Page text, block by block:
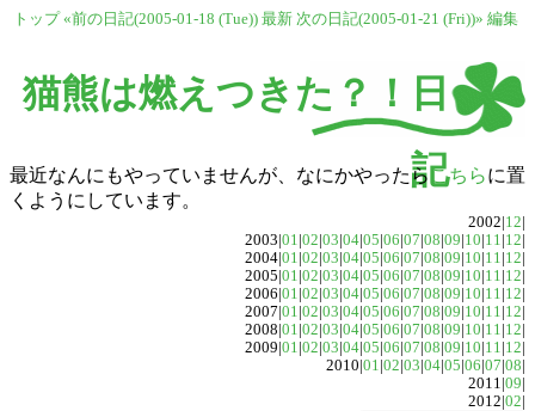
トップ «前の日記(2005-01-18 (Tue)) 最新 次の日記(2005-01-21 (Fri))» 編集
猫熊は燃えつきた？！日
記
最近なんにもやっていませんが、なにかやったら こちらに置
くようにしています。
2002|12|
2003|01|02|03|04|05|06|07|08|09|10|11|12|
2004|01|02|03|04|05|06|07|08|09|10|11|12|
2005|01|02|03|04|05|06|07|08|09|10|11|12|
2006|01|02|03|04|05|06|07|08|09|10|11|12|
2007|01|02|03|04|05|06|07|08|09|10|11|12|
2008|01|02|03|04|05|06|07|08|09|10|11|12|
2009|01|02|03|04|05|06|07|08|09|10|11|12|
2010|01|02|03|04|05|06|07|08|
2011|09|
2012|02|